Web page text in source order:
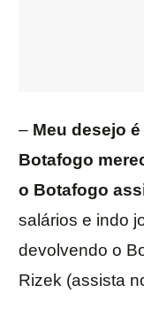
– Meu desejo
Botafogo
o Botafogo
salários e indo
devolvendo o
Rizek (assista